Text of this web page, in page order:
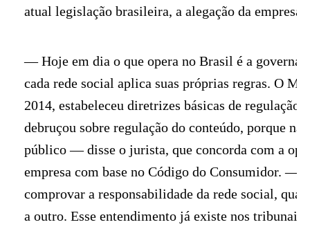
atual legislação brasileira, a alegação da empresa
— Hoje em dia o que opera no Brasil é a
cada rede social aplica suas próprias regras. O
2014, estabeleceu diretrizes básicas de regulação
debruçou sobre regulação do conteúdo, porque
público — disse o jurista, que concorda com a
empresa com base no Código do Consumidor. —
comprovar a responsabilidade da rede social,
a outro. Esse entendimento já existe nos